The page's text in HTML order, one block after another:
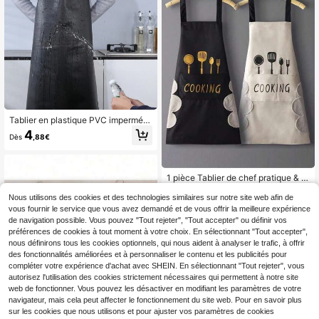
Tablier en plastique PVC imperméa
ble et anti-huile, gardant propre et s
ec pendant le lavage de la vaissell
oyage à l'eau neutre. Transparent, p
ison, les fournitures ménagères.
Dès 4,88€
1 pièce Tablier de chef pratique & p
e unisexe en tissu épais résistant à
l'usure avec poche unique résistant
aux taches pour la cuisson/le grillag
e/la restauration/la cuisine à la mais
on/le fait main imperméable et résis
tant à l'huile tablier de cuisine dédié
à la pâtisserie
Dès2,38€
10 autres vendeurs
Nous utilisons des cookies et des technologies similaires sur notre site web afin de
vous fournir le service que vous avez demandé et de vous offrir la meilleure expérience
de navigation possible. Vous pouvez "Tout rejeter", "Tout accepter" ou définir vos
préférences de cookies à tout moment à votre choix. En sélectionnant "Tout accepter",
nous définirons tous les cookies optionnels, qui nous aident à analyser le trafic, à offrir
des fonctionnalités améliorées et à personnaliser le contenu et les publicités pour
compléter votre expérience d'achat avec SHEIN. En sélectionnant "Tout rejeter", vous
autorisez l'utilisation des cookies strictement nécessaires qui permettent à notre site
web de fonctionner. Vous pouvez les désactiver en modifiant les paramètres de votre
navigateur, mais cela peut affecter le fonctionnement du site web. Pour en savoir plus
sur les cookies que nous utilisons et pour ajuster vos paramètres de cookies